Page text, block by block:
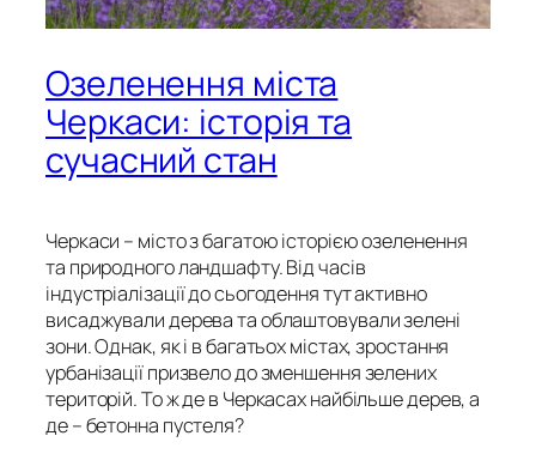
Озеленення міста
Черкаси: історія та
сучасний стан
Черкаси – місто з багатою історією озеленення
та природного ландшафту. Від часів
індустріалізації до сьогодення тут активно
висаджували дерева та облаштовували зелені
зони. Однак, як і в багатьох містах, зростання
урбанізації призвело до зменшення зелених
територій. То ж де в Черкасах найбільше дерев, а
де – бетонна пустеля?